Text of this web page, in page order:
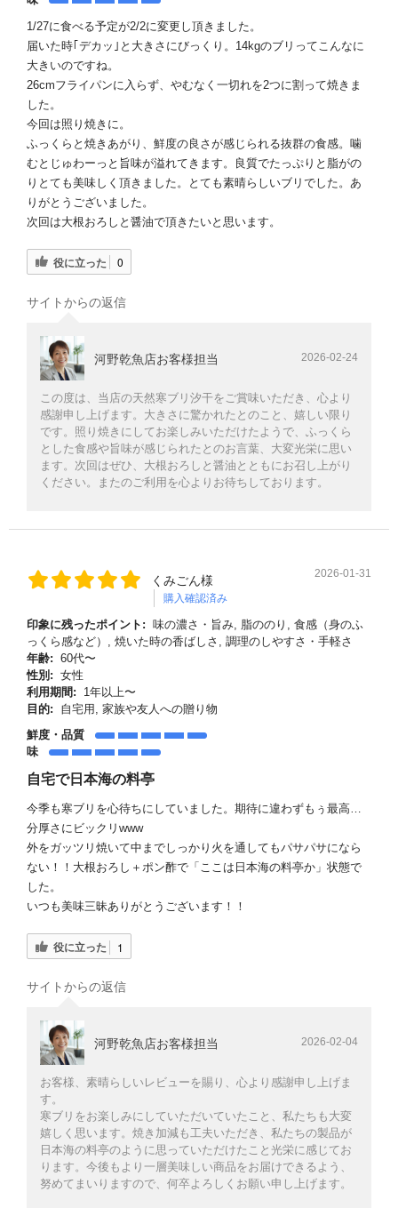
1/27に食べる予定が2/2に変更し頂きました。
届いた時｢デカッ｣と大きさにびっくり。14kgのブリってこんなに
大きいのですね。
26cmフライパンに入らず、やむなく一切れを2つに割って焼きま
した。
今回は照り焼きに。
ふっくらと焼きあがり、鮮度の良さが感じられる抜群の食感。噛
むとじゅわーっと旨味が溢れてきます。良質でたっぷりと脂がの
りとても美味しく頂きました。とても素晴らしいブリでした。あ
りがとうございました。
次回は大根おろしと醤油で頂きたいと思います。
役に立った 0
サイトからの返信
河野乾魚店お客様担当 2026-02-24
この度は、当店の天然寒ブリ汐干をご賞味いただき、心より
感謝申し上げます。大きさに驚かれたとのこと、嬉しい限り
です。照り焼きにしてお楽しみいただけたようで、ふっくら
とした食感や旨味が感じられたとのお言葉、大変光栄に思い
ます。次回はぜひ、大根おろしと醤油とともにお召し上がり
ください。またのご利用を心よりお待ちしております。
くみごん様
購入確認済み
2026-01-31
印象に残ったポイント: 味の濃さ・旨み, 脂ののり, 食感（身のふ
っくら感など）, 焼いた時の香ばしさ, 調理のしやすさ・手軽さ
年齢: 60代〜
性別: 女性
利用期間:
1年以上〜
目的:
自宅用, 家族や友人への贈り物
鮮度・品質
味
自宅で日本海の料亭
今季も寒ブリを心待ちにしていました。期待に違わずもぅ最高…
分厚さにビックリwww
外をガッツリ焼いて中までしっかり火を通してもパサパサになら
ない！！大根おろし＋ポン酢で「ここは日本海の料亭か」状態で
した。
いつも美味三昧ありがとうございます！！
役に立った 1
サイトからの返信
河野乾魚店お客様担当 2026-02-04
お客様、素晴らしいレビューを賜り、心より感謝申し上げま
す。
寒ブリをお楽しみにしていただいていたこと、私たちも大変
嬉しく思います。焼き加減も工夫いただき、私たちの製品が
日本海の料亭のように思っていただけたこと光栄に感じてお
ります。今後もより一層美味しい商品をお届けできるよう、
努めてまいりますので、何卒よろしくお願い申し上げます。